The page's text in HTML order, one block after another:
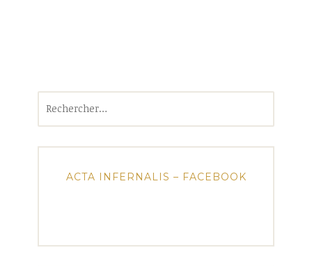
ACTA INFERNALIS – FACEBOOK